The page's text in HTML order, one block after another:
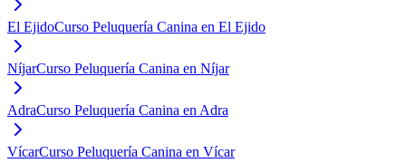
El EjidoCurso Peluquería Canina en El Ejido
NíjarCurso Peluquería Canina en Níjar
AdraCurso Peluquería Canina en Adra
VícarCurso Peluquería Canina en Vícar